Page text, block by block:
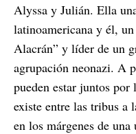
Alyssa y Julián. Ella
latinoamericana y él,
Alacrán” y líder de un
agrupación neonazi. A
pueden estar juntos
existe entre las tribus a
en los márgenes de